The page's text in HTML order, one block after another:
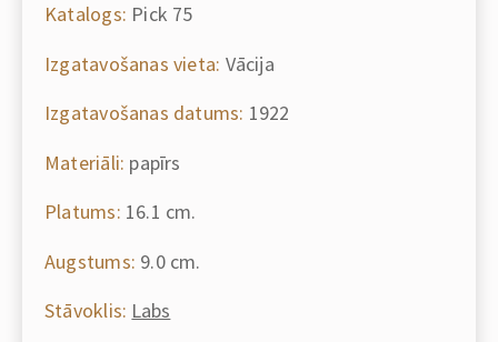
Katalogs: Pick 75
Izgatavošanas vieta: Vācija
Izgatavošanas datums: 1922
Materiāli: papīrs
Platums: 16.1 cm.
Augstums: 9.0 cm.
Stāvoklis: Labs